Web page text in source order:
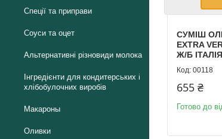
Спеції та приправи
Cоуси та оцет
Альтернативні різновиди молока
Інгредієнти для кондитерських і
хлібобулочних виробів
Макароны
Оливки
СУМІШ
EXTRA
Ж/Б ІТАЛІЯ
00118
655 ₴
Готово до